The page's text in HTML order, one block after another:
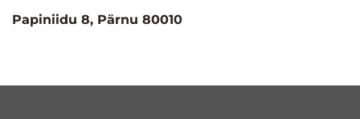
Papiniidu 8, Pärnu 80010